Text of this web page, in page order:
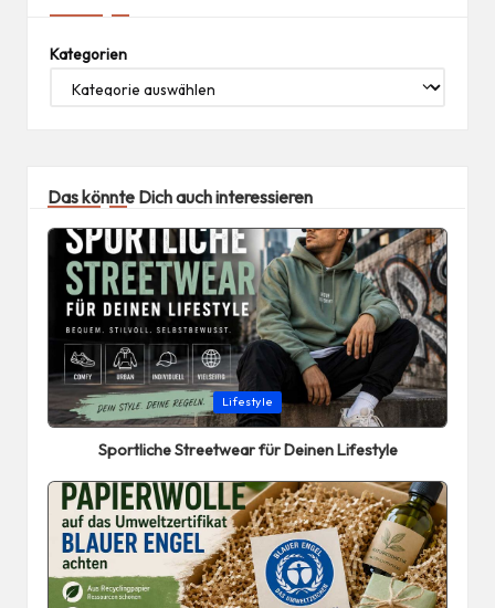
Kategorien
Das könnte Dich auch interessieren
Posted
in
Lifestyle
Sportliche Streetwear für Deinen Lifestyle